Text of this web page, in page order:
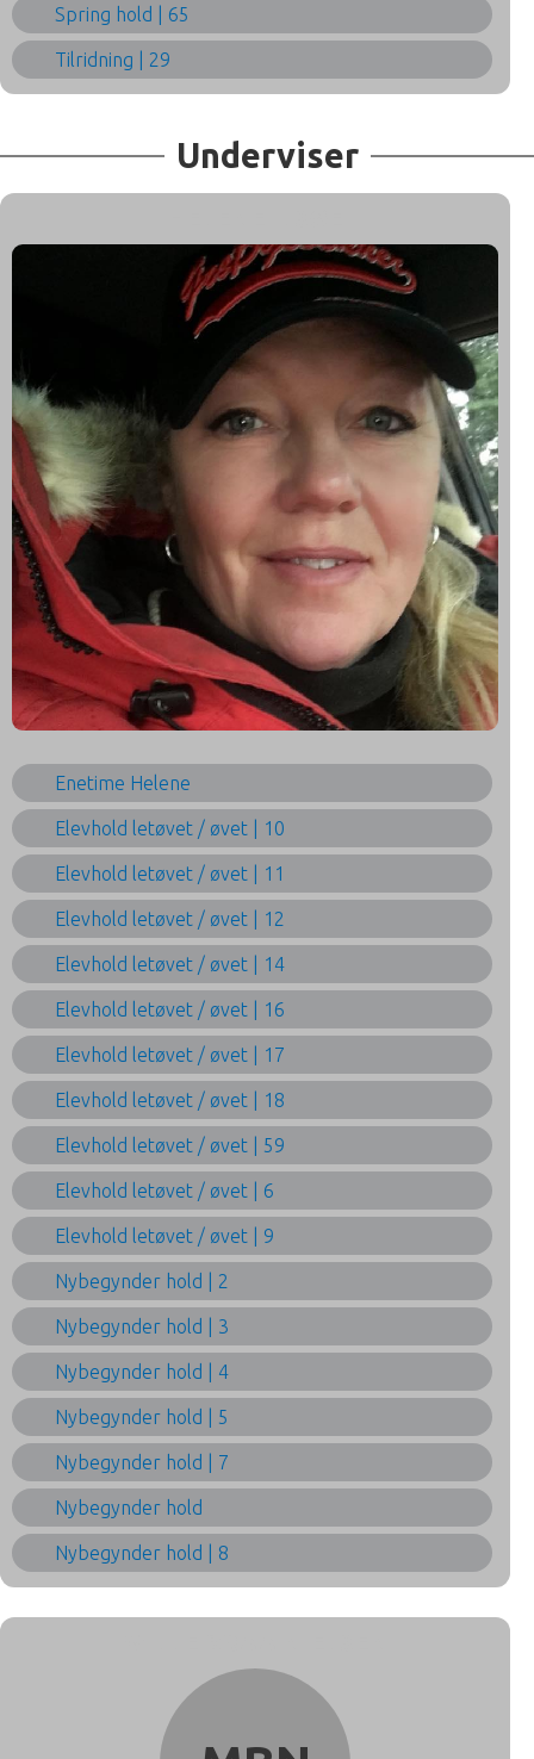
Spring hold | 65
Tilridning | 29
Underviser
Enetime Helene
Elevhold letøvet / øvet | 10
Elevhold letøvet / øvet | 11
Elevhold letøvet / øvet | 12
Elevhold letøvet / øvet | 14
Elevhold letøvet / øvet | 16
Elevhold letøvet / øvet | 17
Elevhold letøvet / øvet | 18
Elevhold letøvet / øvet | 59
Elevhold letøvet / øvet | 6
Elevhold letøvet / øvet | 9
Nybegynder hold | 2
Nybegynder hold | 3
Nybegynder hold | 4
Nybegynder hold | 5
Nybegynder hold | 7
Nybegynder hold
Nybegynder hold | 8